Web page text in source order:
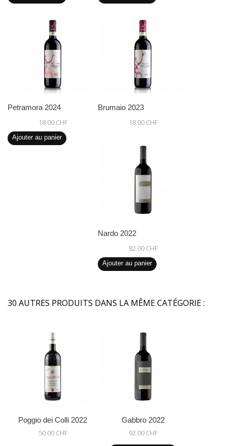
Petramora 2024
18.00 CHF
Ajouter au panier
Brumaio 2023
18.00 CHF
Nardo 2022
82.00 CHF
Ajouter au panier
30 AUTRES PRODUITS DANS LA MÊME CATÉGORIE :
Poggio dei Colli 2022
50.00 CHF
Gabbro 2022
92.00 CHF